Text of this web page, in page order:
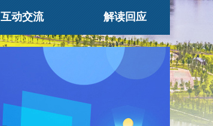
互动交流 解读回应